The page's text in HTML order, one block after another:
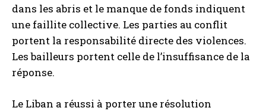
dans les abris et le manque de fonds indiquent
une faillite collective. Les parties au conflit
portent la responsabilité directe des violences.
Les bailleurs portent celle de l’insuffisance de la
réponse.
Le Liban a réussi à porter une résolution